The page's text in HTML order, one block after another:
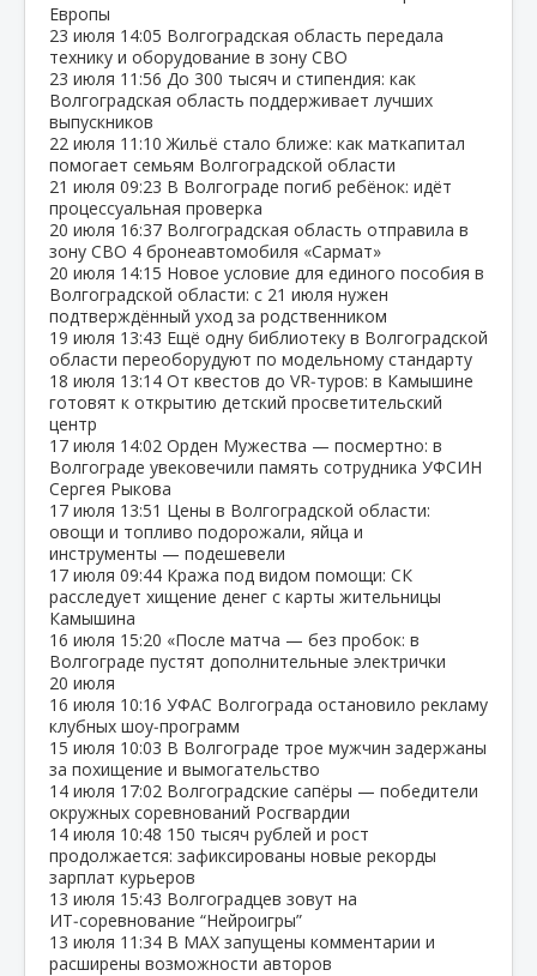
Европы
23 июля 14:05 Волгоградская область передала
технику и оборудование в зону СВО
23 июля 11:56 До 300 тысяч и стипендия: как
Волгоградская область поддерживает лучших
выпускников
22 июля 11:10 Жильё стало ближе: как маткапитал
помогает семьям Волгоградской области
21 июля 09:23 В Волгограде погиб ребёнок: идёт
процессуальная проверка
20 июля 16:37 Волгоградская область отправила в
зону СВО 4 бронеавтомобиля «Сармат»
20 июля 14:15 Новое условие для единого пособия в
Волгоградской области: с 21 июля нужен
подтверждённый уход за родственником
19 июля 13:43 Ещё одну библиотеку в Волгоградской
области переоборудуют по модельному стандарту
18 июля 13:14 От квестов до VR‑туров: в Камышине
готовят к открытию детский просветительский
центр
17 июля 14:02 Орден Мужества — посмертно: в
Волгограде увековечили память сотрудника УФСИН
Сергея Рыкова
17 июля 13:51 Цены в Волгоградской области:
овощи и топливо подорожали, яйца и
инструменты — подешевели
17 июля 09:44 Кража под видом помощи: СК
расследует хищение денег с карты жительницы
Камышина
16 июля 15:20 «После матча — без пробок: в
Волгограде пустят дополнительные электрички
20 июля
16 июля 10:16 УФАС Волгограда остановило рекламу
клубных шоу‑программ
15 июля 10:03 В Волгограде трое мужчин задержаны
за похищение и вымогательство
14 июля 17:02 Волгоградские сапёры — победители
окружных соревнований Росгвардии
14 июля 10:48 150 тысяч рублей и рост
продолжается: зафиксированы новые рекорды
зарплат курьеров
13 июля 15:43 Волгоградцев зовут на
ИТ‑соревнование “Нейроигры”
13 июля 11:34 В МАХ запущены комментарии и
расширены возможности авторов